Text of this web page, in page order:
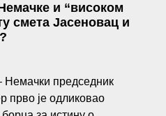
и “високом
смета Јасеновац и
председник
прво је одликовао